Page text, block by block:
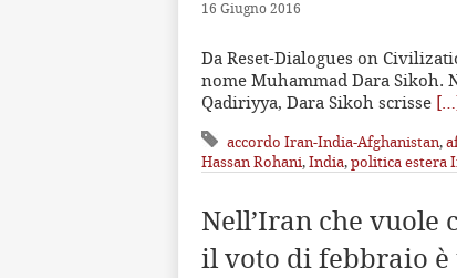
16 Giugno 2016
Da Reset-Dialogues on
nome Muhammad Dara Sikoh.
Qadiriyya, Dara Sikoh scrisse
accordo Iran-India-Afghanistan,
Hassan Rohani,India,politica estera
Nell’Iran che vuole
il voto di febbraio è